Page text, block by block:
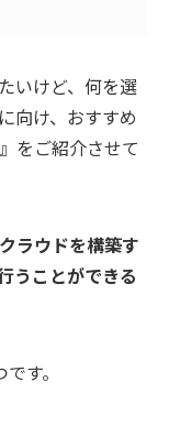
いけど、何を選
向け、おすすめ
をご紹介させて
ラウドを構築す
うことができる
す。